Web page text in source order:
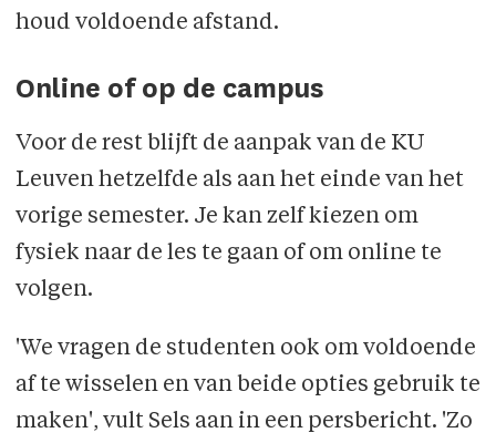
houd voldoende afstand.
Online of op de campus
Voor de rest blijft de aanpak van de KU
Leuven hetzelfde als aan het einde van het
vorige semester. Je kan zelf kiezen om
fysiek naar de les te gaan of om online te
volgen.
'We vragen de studenten ook om voldoende
af te wisselen en van beide opties gebruik te
maken', vult Sels aan in een persbericht. 'Zo